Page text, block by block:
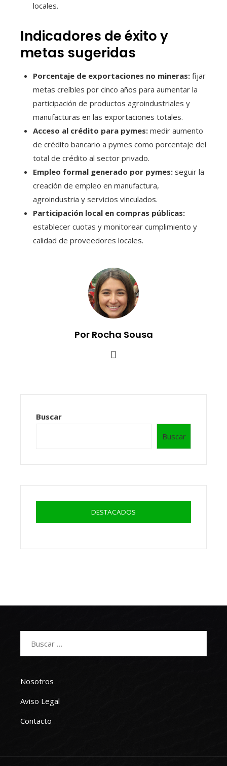
locales.
Indicadores de éxito y
metas sugeridas
Porcentaje de exportaciones no mineras: fijar
metas creíbles por cinco años para aumentar la
participación de productos agroindustriales y
manufacturas en las exportaciones totales.
Acceso al crédito para pymes: medir aumento
de crédito bancario a pymes como porcentaje del
total de crédito al sector privado.
Empleo formal generado por pymes: seguir la
creación de empleo en manufactura,
agroindustria y servicios vinculados.
Participación local en compras públicas:
establecer cuotas y monitorear cumplimiento y
calidad de proveedores locales.
Por Rocha Sousa
Buscar
Buscar
DESTACADOS
Nosotros
Aviso Legal
Contacto